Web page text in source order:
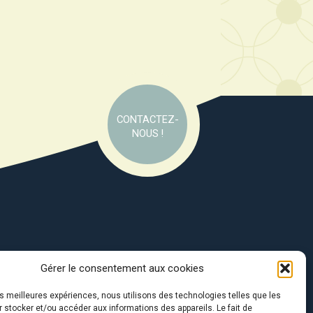
Gérer le consentement aux cookies
meilleures expériences, nous utilisons des technologies telles que les
stocker et/ou accéder aux informations des appareils. Le fait de
CONTACTEZ-
NOUS !
soutien de :